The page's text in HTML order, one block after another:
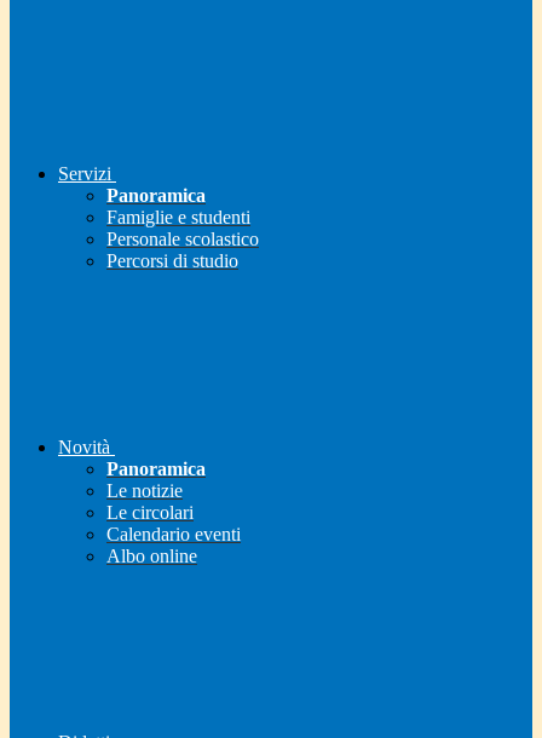
Servizi
Panoramica
Famiglie e studenti
Personale scolastico
Percorsi di studio
Novità
Panoramica
Le notizie
Le circolari
Calendario eventi
Albo online